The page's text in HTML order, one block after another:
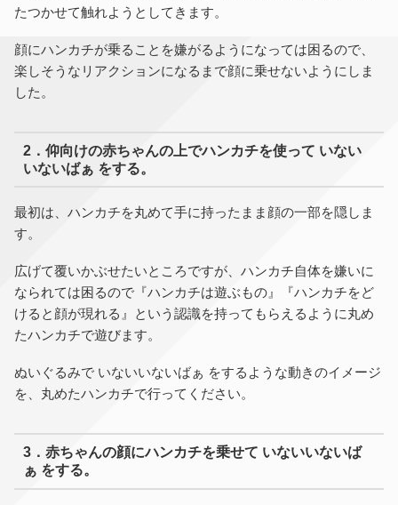
たつかせて触れようとしてきます。
顔にハンカチが乗ることを嫌がるようになっては困るので、
楽しそうなリアクションになるまで顔に乗せないようにしま
した。
2．仰向けの赤ちゃんの上でハンカチを使って いない
いないばぁ をする。
最初は、ハンカチを丸めて手に持ったまま顔の一部を隠しま
す。
広げて覆いかぶせたいところですが、ハンカチ自体を嫌いに
なられては困るので『ハンカチは遊ぶもの』『ハンカチをど
けると顔が現れる』という認識を持ってもらえるように丸め
たハンカチで遊びます。
ぬいぐるみで いないいないばぁ をするような動きのイメージ
を、丸めたハンカチで行ってください。
3．赤ちゃんの顔にハンカチを乗せて いないいないば
ぁ をする。